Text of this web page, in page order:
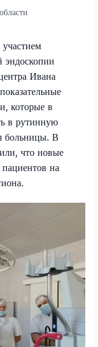
эндоскопии
Ивана
которые в
в рутинную
больницы. В
что новые
на